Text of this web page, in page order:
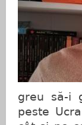
greu să-i
peste